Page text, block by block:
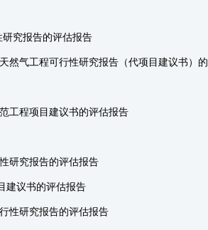
究报告的评估报告
然气工程可行性研究报告（代项目建议书）的
工程项目建议书的评估报告
研究报告的评估报告
建议书的评估报告
性研究报告的评估报告